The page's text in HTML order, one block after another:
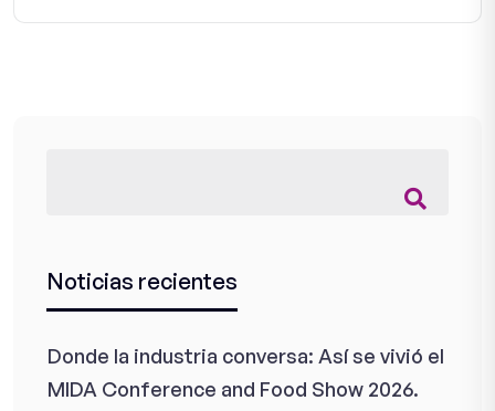
Noticias recientes
Donde la industria conversa: Así se vivió el
MIDA Conference and Food Show 2026.